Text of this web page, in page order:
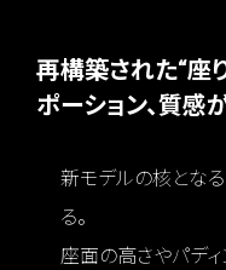
再構築された“座
ポーション、質感
新モデルの核とな
る。
座面の高さやパデ